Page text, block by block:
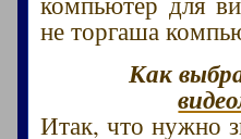
не торгаша
Как
Итак, что нужно